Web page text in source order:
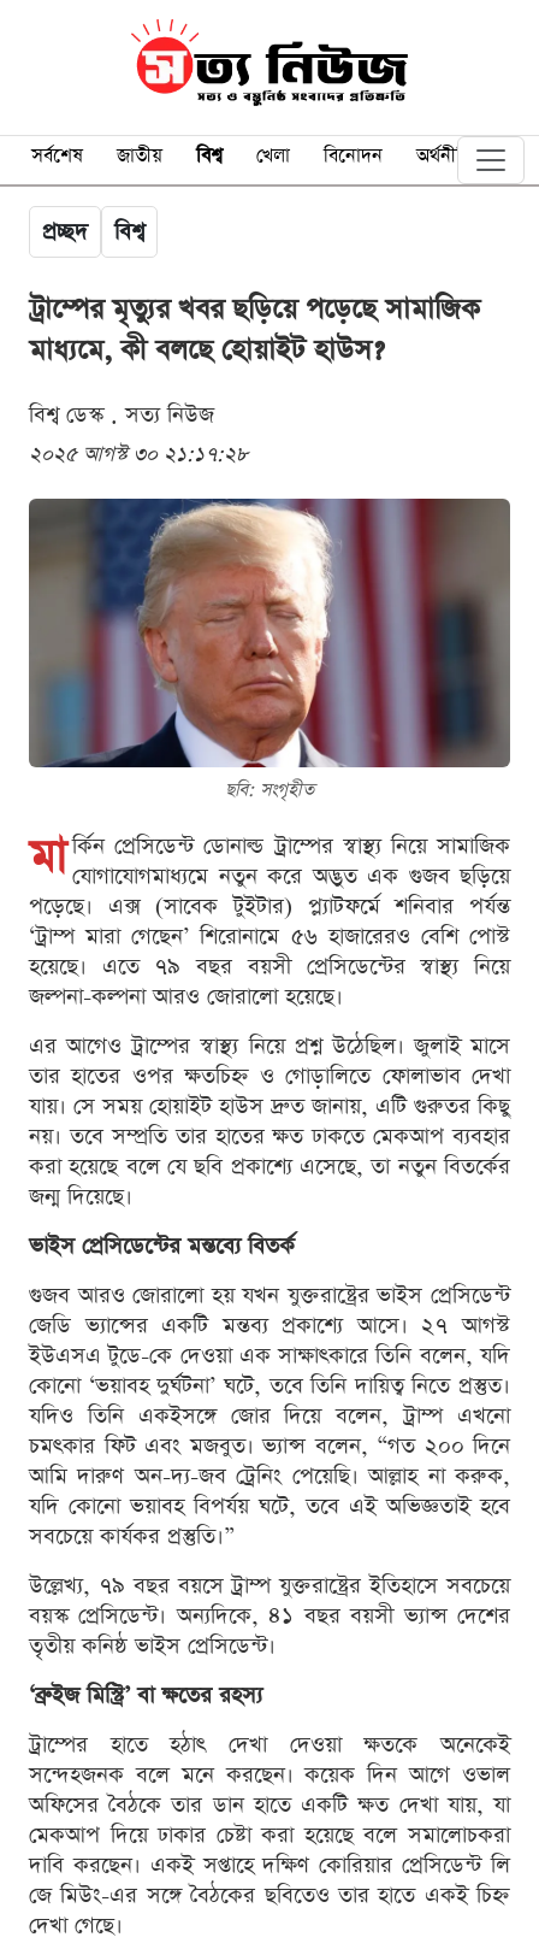
সর্বশেষ জাতীয় বিশ্ব খেলা বিনোদন অর্থনীতি
প্রচ্ছদ বিশ্ব
ট্রাম্পের মৃত্যুর খবর ছড়িয়ে পড়েছে সামাজিক
মাধ্যমে, কী বলছে হোয়াইট হাউস?
বিশ্ব ডেস্ক . সত্য নিউজ
২০২৫ আগস্ট ৩০ ২১:১৭:২৮
ছবি: সংগৃহীত
মা র্কিন প্রেসিডেন্ট ডোনাল্ড ট্রাম্পের স্বাস্থ্য নিয়ে সামাজিক
যোগাযোগমাধ্যমে নতুন করে অদ্ভুত এক গুজব ছড়িয়ে
পড়েছে। এক্স (সাবেক টুইটার) প্ল্যাটফর্মে শনিবার পর্যন্ত
‘ট্রাম্প মারা গেছেন’ শিরোনামে ৫৬ হাজারেরও বেশি পোস্ট
হয়েছে। এতে ৭৯ বছর বয়সী প্রেসিডেন্টের স্বাস্থ্য নিয়ে
জল্পনা-কল্পনা আরও জোরালো হয়েছে।
এর আগেও ট্রাম্পের স্বাস্থ্য নিয়ে প্রশ্ন উঠেছিল। জুলাই মাসে
তার হাতের ওপর ক্ষতচিহ্ন ও গোড়ালিতে ফোলাভাব দেখা
যায়। সে সময় হোয়াইট হাউস দ্রুত জানায়, এটি গুরুতর কিছু
নয়। তবে সম্প্রতি তার হাতের ক্ষত ঢাকতে মেকআপ ব্যবহার
করা হয়েছে বলে যে ছবি প্রকাশ্যে এসেছে, তা নতুন বিতর্কের
জন্ম দিয়েছে।
ভাইস প্রেসিডেন্টের মন্তব্যে বিতর্ক
গুজব আরও জোরালো হয় যখন যুক্তরাষ্ট্রের ভাইস প্রেসিডেন্ট
জেডি ভ্যান্সের একটি মন্তব্য প্রকাশ্যে আসে। ২৭ আগস্ট
ইউএসএ টুডে-কে দেওয়া এক সাক্ষাৎকারে তিনি বলেন, যদি
কোনো ‘ভয়াবহ দুর্ঘটনা’ ঘটে, তবে তিনি দায়িত্ব নিতে প্রস্তুত।
যদিও তিনি একইসঙ্গে জোর দিয়ে বলেন, ট্রাম্প এখনো
চমৎকার ফিট এবং মজবুত। ভ্যান্স বলেন, “গত ২০০ দিনে
আমি দারুণ অন-দ্য-জব ট্রেনিং পেয়েছি। আল্লাহ না করুক,
যদি কোনো ভয়াবহ বিপর্যয় ঘটে, তবে এই অভিজ্ঞতাই হবে
সবচেয়ে কার্যকর প্রস্তুতি।”
উল্লেখ্য, ৭৯ বছর বয়সে ট্রাম্প যুক্তরাষ্ট্রের ইতিহাসে সবচেয়ে
বয়স্ক প্রেসিডেন্ট। অন্যদিকে, ৪১ বছর বয়সী ভ্যান্স দেশের
তৃতীয় কনিষ্ঠ ভাইস প্রেসিডেন্ট।
‘ব্রুইজ মিস্ট্রি’ বা ক্ষতের রহস্য
ট্রাম্পের হাতে হঠাৎ দেখা দেওয়া ক্ষতকে অনেকেই
সন্দেহজনক বলে মনে করছেন। কয়েক দিন আগে ওভাল
অফিসের বৈঠকে তার ডান হাতে একটি ক্ষত দেখা যায়, যা
মেকআপ দিয়ে ঢাকার চেষ্টা করা হয়েছে বলে সমালোচকরা
দাবি করছেন। একই সপ্তাহে দক্ষিণ কোরিয়ার প্রেসিডেন্ট লি
জে মিউং-এর সঙ্গে বৈঠকের ছবিতেও তার হাতে একই চিহ্ন
দেখা গেছে।